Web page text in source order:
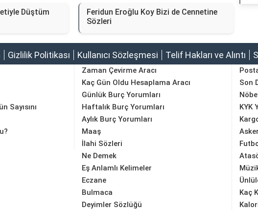
Düştüm
Feridun Eroğlu Koy Bizi de Cennetine
Sözleri
Gizlilik Politikası Kullanıcı Sözleşmesi Telif Hakları ve Alıntı
Sayısını
Zaman Çevirme Aracı
Kaç Gün Oldu Hesaplama Aracı
Günlük Burç Yorumları
Haftalık Burç Yorumları
Aylık Burç Yorumları
Maaş
Son
KYK
İlahi Sözleri
Ne Demek
Eş Anlamlı Kelimeler
Eczane
Bulmaca
Deyimler Sözlüğü
Kaç